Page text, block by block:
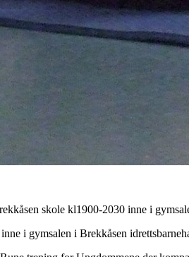
skole kl1900-2030 inne i
i gymsalen i Brekkåsen